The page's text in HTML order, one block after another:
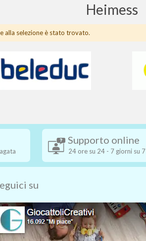
Heimess
alla selezione è stato trovato.
Supporto online
24 ore su 24 - 7 giorni su 7
su